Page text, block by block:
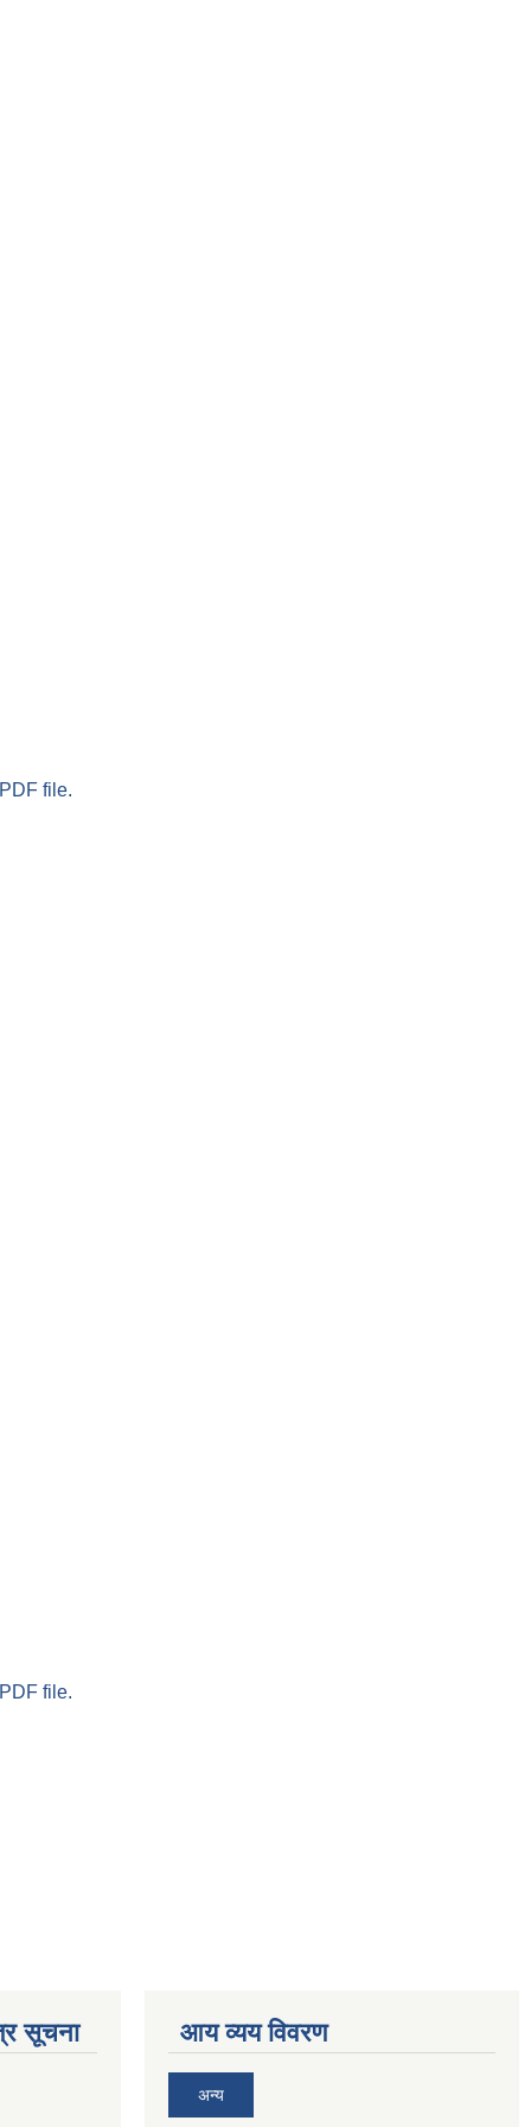
file.
file.
सूचना आय व्यय विवरण
अन्य